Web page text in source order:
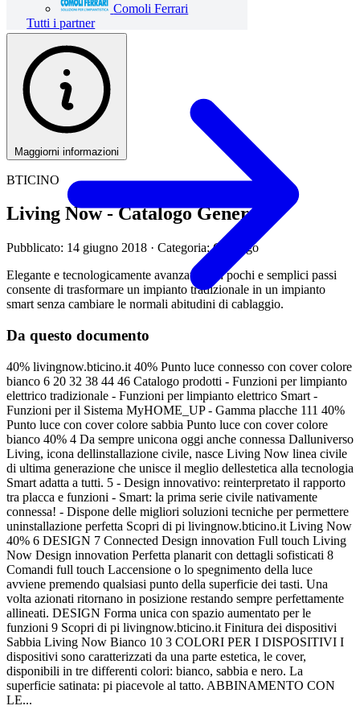
Comoli Ferrari
Tutti i partner
Maggiorni informazioni
BTICINO
Living Now - Catalogo Generale
Pubblicato: 14 giugno 2018 · Categoria: Catalogo
Elegante e tecnologicamente avanzata, con pochi e semplici passi
consente di trasformare un impianto tradizionale in un impianto
smart senza cambiare le normali abitudini di cablaggio.
Da questo documento
40% livingnow.bticino.it 40% Punto luce connesso con cover colore
bianco 6 20 32 38 44 46 Catalogo prodotti - Funzioni per limpianto
elettrico tradizionale - Funzioni per limpianto elettrico Smart -
Funzioni per il Sistema MyHOME_UP - Gamma placche 111 40%
Punto luce con cover colore sabbia Punto luce con cover colore
bianco 40% 4 Da sempre unicona oggi anche connessa Dalluniverso
Living, icona dellinstallazione civile, nasce Living Now linea civile
di ultima generazione che unisce il meglio dellestetica alla tecnologia
Smart adatta a tutti. 5 - Design innovativo: reinterpretato il rapporto
tra placca e funzioni - Smart: la prima serie civile nativamente
connessa! - Dispone delle migliori soluzioni tecniche per permettere
uninstallazione perfetta Scopri di pi livingnow.bticino.it Living Now
40% 6 DESIGN 7 Connected Design innovation Full touch Living
Now Design innovation Perfetta planarit con dettagli sofisticati 8
Comandi full touch Laccensione o lo spegnimento della luce
avviene premendo qualsiasi punto della superficie dei tasti. Una
volta azionati ritornano in posizione restando sempre perfettamente
allineati. DESIGN Forma unica con spazio aumentato per le
funzioni 9 Scopri di pi livingnow.bticino.it Finitura dei dispositivi
Sabbia Living Now Bianco 10 3 COLORI PER I DISPOSITIVI I
dispositivi sono caratterizzati da una parte estetica, le cover,
disponibili in tre differenti colori: bianco, sabbia e nero. La
superficie satinata: pi piacevole al tatto. ABBINAMENTO CON
LE...